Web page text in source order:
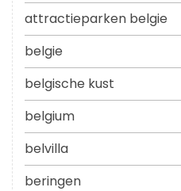
attractieparken belgie
belgie
belgische kust
belgium
belvilla
beringen